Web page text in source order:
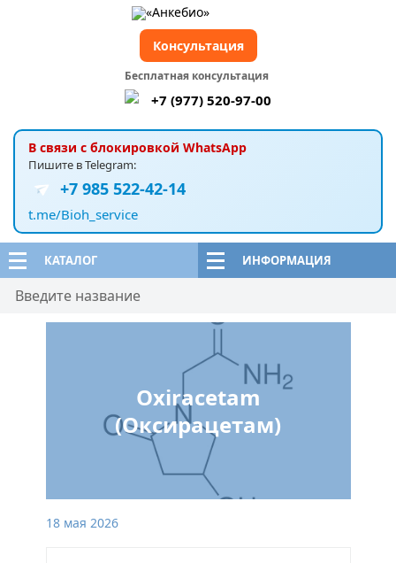
КАТАЛОГ ИНФОРМАЦИЯ
В связи с блокировкой WhatsApp
Пишите в Telegram:
+7 985 522-42-14
t.me/Bioh_service
Бесплатная консультация
+7 (977) 520-97-00
Консультация
Oxiracetam
(Оксирацетам)
18 мая 2026